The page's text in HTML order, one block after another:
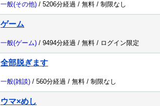
一般(その他) / 5206分経過 / 無料 / 制限なし
ゲーム
一般(ゲーム) / 9494分経過 / 無料 / ログイン限定
全部脱ぎます
一般(雑談) / 560分経過 / 無料 / 制限なし
ウマ×めし